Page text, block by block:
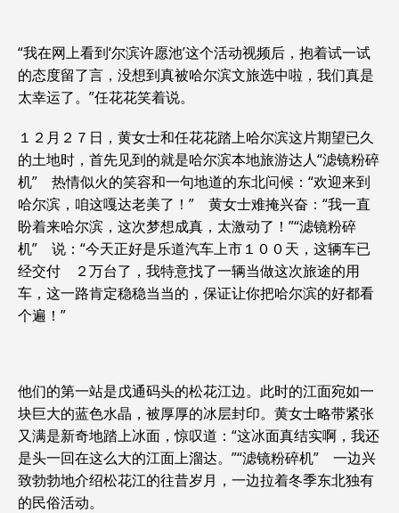
“我在网上看到‘尔滨许愿池’这个活动视频后，抱着试一试
的态度留了言，没想到真被哈尔滨文旅选中啦，我们真是
太幸运了。”任花花笑着说。
１２月２７日，黄女士和任花花踏上哈尔滨这片期望已久
的土地时，首先见到的就是哈尔滨本地旅游达人“滤镜粉碎
机” 热情似火的笑容和一句地道的东北问候：“欢迎来到
哈尔滨，咱这嘎达老美了！” 黄女士难掩兴奋：“我一直
盼着来哈尔滨，这次梦想成真，太激动了！”“滤镜粉碎
机” 说：“今天正好是乐道汽车上市１００天，这辆车已
经交付 ２万台了，我特意找了一辆当做这次旅途的用
车，这一路肯定稳稳当当的，保证让你把哈尔滨的好都看
个遍！”
他们的第一站是戊通码头的松花江边。此时的江面宛如一
块巨大的蓝色水晶，被厚厚的冰层封印。黄女士略带紧张
又满是新奇地踏上冰面，惊叹道：“这冰面真结实啊，我还
是头一回在这么大的江面上溜达。”“滤镜粉碎机” 一边兴
致勃勃地介绍松花江的往昔岁月，一边拉着冬季东北独有
的民俗活动。